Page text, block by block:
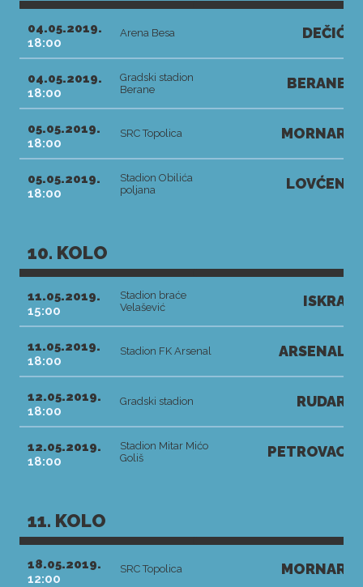
04.05.2019.
18:00
Arena Besa DEČIĆ
04.05.2019.
18:00
Gradski stadion
Berane
BERANE
05.05.2019.
18:00
SRC Topolica MORNAR
05.05.2019.
18:00
Stadion Obilića
poljana
LOVĆEN
10. KOLO
11.05.2019.
15:00
Stadion braće
Velašević
ISKRA
11.05.2019.
18:00
Stadion FK Arsenal ARSENAL
12.05.2019.
18:00
Gradski stadion RUDAR
12.05.2019.
18:00
Stadion Mitar Mićo
Goliš
PETROVAC
11. KOLO
18.05.2019.
12:00
SRC Topolica MORNAR